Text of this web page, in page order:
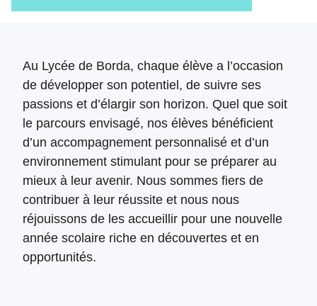
Au Lycée de Borda, chaque élève a l’occasion
de développer son potentiel, de suivre ses
passions et d’élargir son horizon. Quel que soit
le parcours envisagé, nos élèves bénéficient
d’un accompagnement personnalisé et d’un
environnement stimulant pour se préparer au
mieux à leur avenir. Nous sommes fiers de
contribuer à leur réussite et nous nous
réjouissons de les accueillir pour une nouvelle
année scolaire riche en découvertes et en
opportunités.